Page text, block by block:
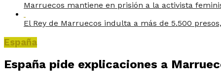
Marruecos mantiene en prisión a la activista
El Rey de Marruecos indulta a más de 5.500
España
España pide explicaciones a